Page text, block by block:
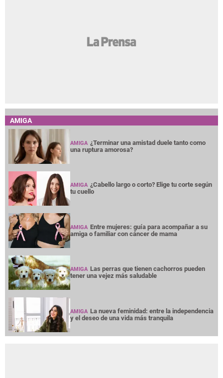
AMIGA
AMIGA ¿Terminar una amistad duele tanto como
una ruptura amorosa?
AMIGA ¿Cabello largo o corto? Elige tu corte según
tu cuello
AMIGA Entre mujeres: guía para acompañar a su
amiga o familiar con cáncer de mama
AMIGA Las perras que tienen cachorros pueden
tener una vejez más saludable
AMIGA La nueva feminidad: entre la independencia
y el deseo de una vida más tranquila